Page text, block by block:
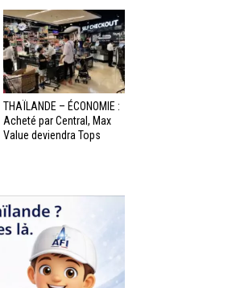
THAÏLANDE – ÉCONOMIE :
Acheté par Central, Max
Value deviendra Tops